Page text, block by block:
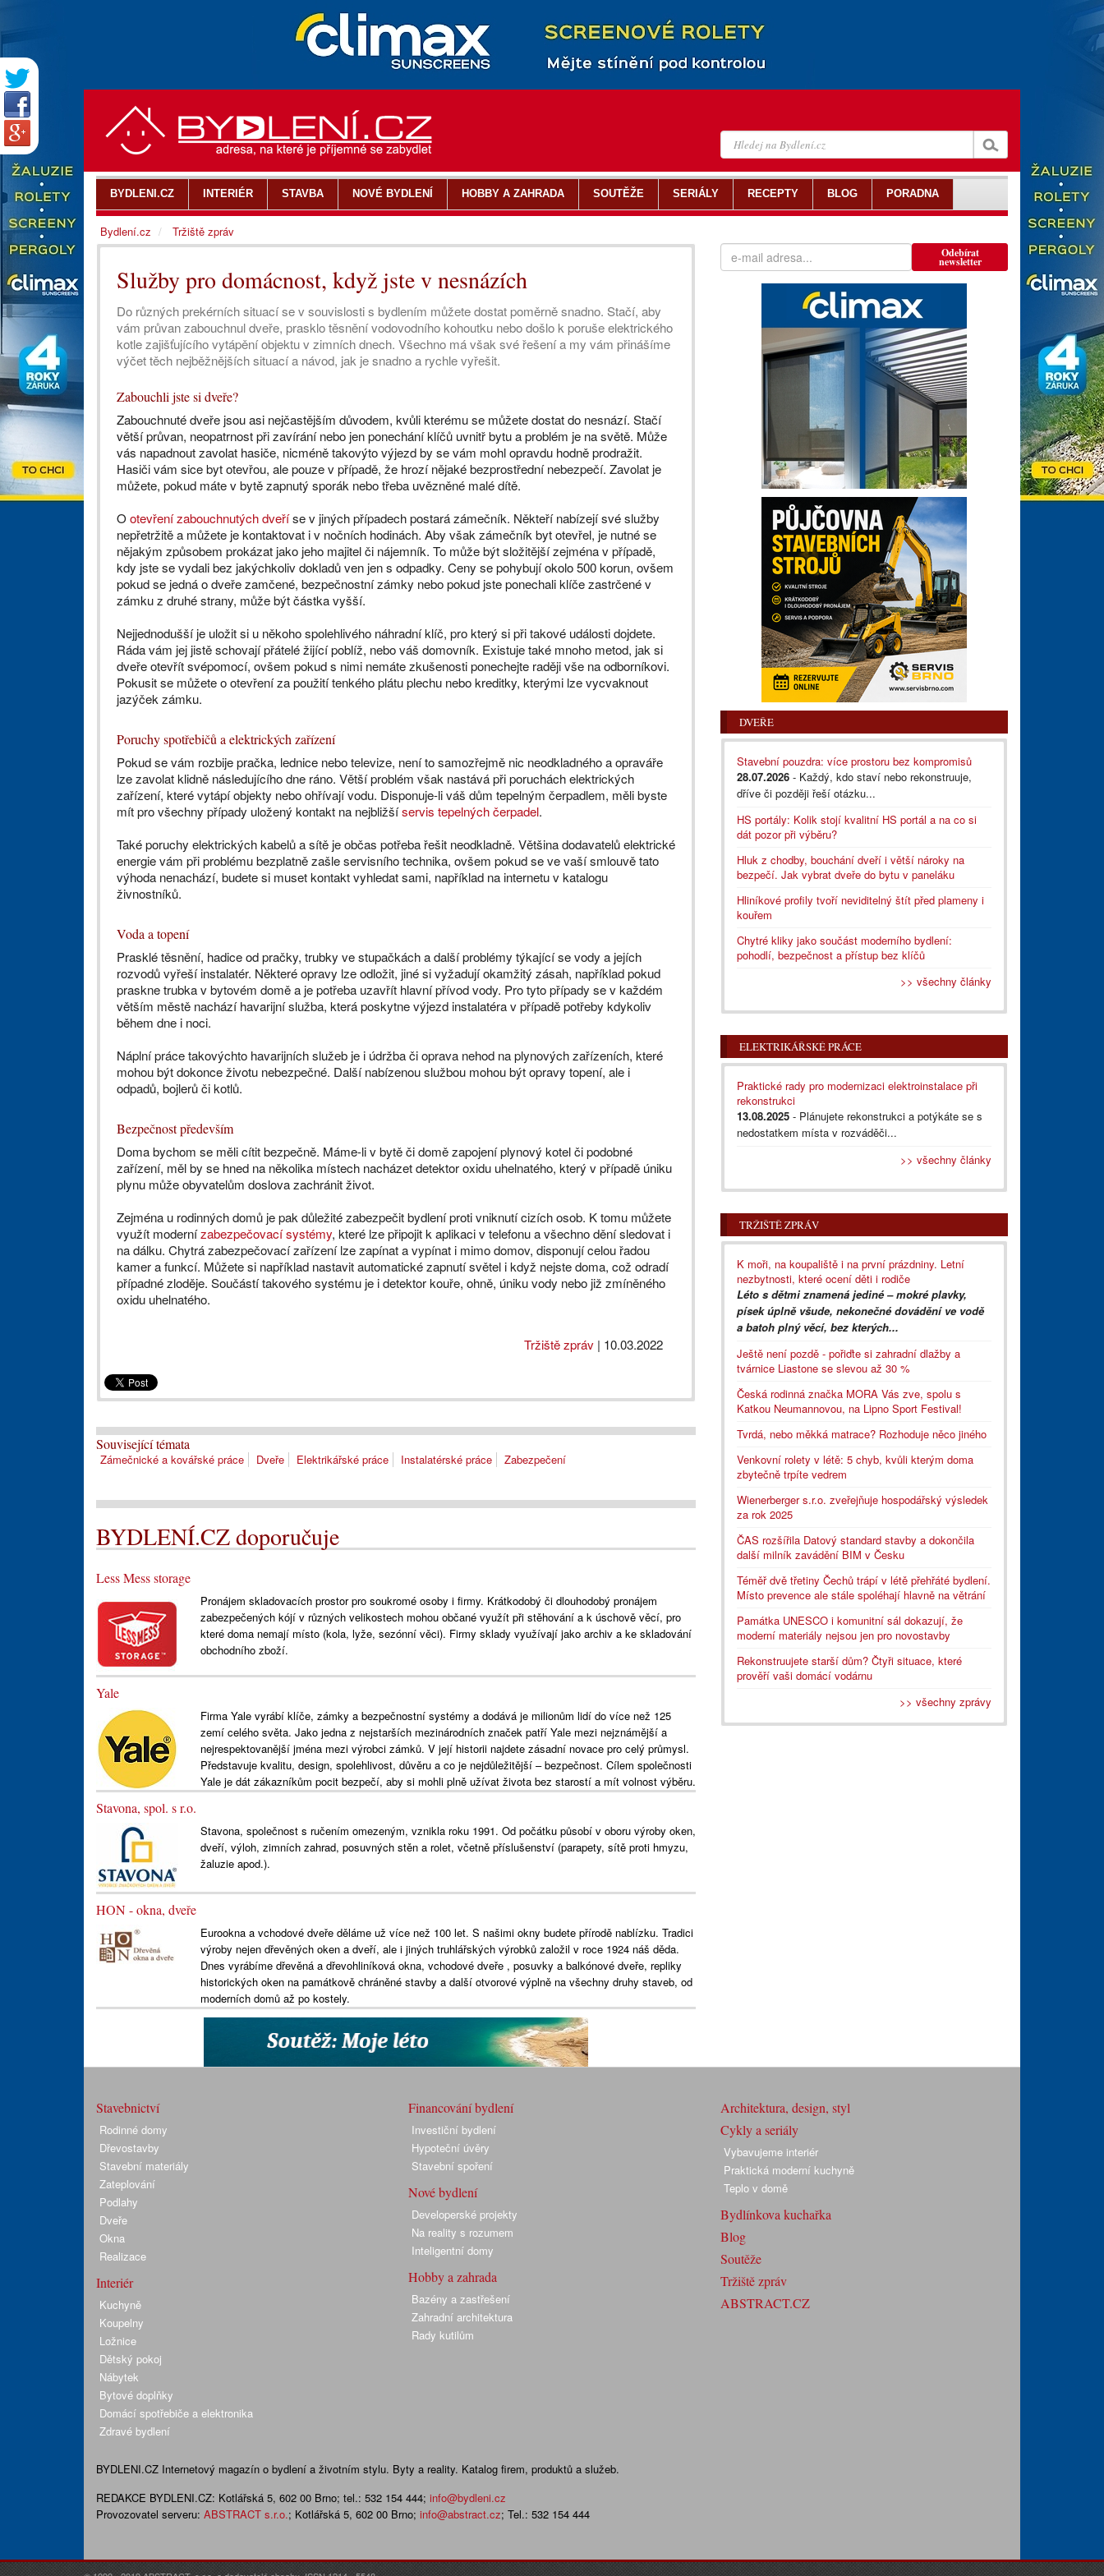
Služby pro domácnost, když jste v nesnázích
Do různých prekérních situací se v souvislosti s bydlením můžete dostat poměrně snadno. Stačí, aby
vám průvan zabouchnul dveře, prasklo těsnění vodovodního kohoutku nebo došlo k poruše elektrického
kotle zajišťujícího vytápění objektu v zimních dnech. Všechno má však své řešení a my vám přinášíme
výčet těch nejběžnějších situací a návod, jak je snadno a rychle vyřešit.
Zabouchli jste si dveře?
Zabouchnuté dveře jsou asi nejčastějším důvodem, kvůli kterému se můžete dostat do nesnází. Stačí
větší průvan, neopatrnost při zavírání nebo jen ponechání klíčů uvnitř bytu a problém je na světě. Může
vás napadnout zavolat hasiče, nicméně takovýto výjezd by se vám mohl opravdu hodně prodražit.
Hasiči vám sice byt otevřou, ale pouze v případě, že hrozí nějaké bezprostřední nebezpečí. Zavolat je
můžete, pokud máte v bytě zapnutý sporák nebo třeba uvězněné malé dítě.
Ootevření zabouchnutých dveříse v jiných případech postará zámečník. Někteří nabízejí své služby
nepřetržitě a můžete je kontaktovat i v nočních hodinách. Aby však zámečník byt otevřel, je nutné se
nějakým způsobem prokázat jako jeho majitel či nájemník. To může být složitější zejména v případě,
kdy jste se vydali bez jakýchkoliv dokladů ven jen s odpadky. Ceny se pohybují okolo 500 korun, ovšem
pokud se jedná o dveře zamčené, bezpečnostní zámky nebo pokud jste ponechali klíče zastrčené v
zámku z druhé strany, může být částka vyšší.
Nejjednodušší je uložit si u někoho spolehlivého náhradní klíč, pro který si při takové události dojdete.
Ráda vám jej jistě schovají přátelé žijící poblíž, nebo váš domovník. Existuje také mnoho metod, jak si
dveře otevřít svépomocí, ovšem pokud s nimi nemáte zkušenosti ponechejte raději vše na odborníkovi.
Pokusit se můžete o otevření za použití tenkého plátu plechu nebo kreditky, kterými lze vycvaknout
jazýček zámku.
Poruchy spotřebičů a elektrických zařízení
Pokud se vám rozbije pračka, lednice nebo televize, není to samozřejmě nic neodkladného a opraváře
lze zavolat klidně následujícího dne ráno. Větší problém však nastává při poruchách elektrických
zařízení, které vytápí objekty nebo ohřívají vodu. Disponuje-li váš dům tepelným čerpadlem, měli byste
mít pro všechny případy uložený kontakt na nejbližšíservis tepelných čerpadel.
Také poruchy elektrických kabelů a sítě je občas potřeba řešit neodkladně. Většina dodavatelů elektrické
energie vám při problému bezplatně zašle servisního technika, ovšem pokud se ve vaší smlouvě tato
výhoda nenachází, budete si muset kontakt vyhledat sami, například na internetu v katalogu
živnostníků.
Voda a topení
Prasklé těsnění, hadice od pračky, trubky ve stupačkách a další problémy týkající se vody a jejích
rozvodů vyřeší instalatér. Některé opravy lze odložit, jiné si vyžadují okamžitý zásah, například pokud
praskne trubka v bytovém domě a je potřeba uzavřít hlavní přívod vody. Pro tyto případy se v každém
větším městě nachází havarijní služba, která poskytne výjezd instalatéra v případě potřeby kdykoliv
během dne i noci.
Náplní práce takovýchto havarijních služeb je i údržba či oprava nehod na plynových zařízeních, které
mohou být dokonce životu nebezpečné. Další nabízenou službou mohou být opravy topení, ale i
odpadů, bojlerů či kotlů.
Bezpečnost především
Doma bychom se měli cítit bezpečně. Máme-li v bytě či domě zapojení plynový kotel či podobné
zařízení, měl by se hned na několika místech nacházet detektor oxidu uhelnatého, který v případě úniku
plynu může obyvatelům doslova zachránit život.
Zejména u rodinných domů je pak důležité zabezpečit bydlení proti vniknutí cizích osob. K tomu můžete
využít modernízabezpečovací systémy, které lze připojit k aplikaci v telefonu a všechno dění sledovat i
na dálku. Chytrá zabezpečovací zařízení lze zapínat a vypínat i mimo domov, disponují celou řadou
kamer a funkcí. Můžete si například nastavit automatické zapnutí světel i když nejste doma, což odradí
případné zloděje. Součástí takového systému je i detektor kouře, ohně, úniku vody nebo již zmíněného
oxidu uhelnatého.
Tržiště zpráv | 10.03.2022
Související témata
Zámečnické a kovářské práce Dveře Elektrikářské práce Instalatérské práce Zabezpečení
BYDLENÍ.CZ doporučuje
Less Mess storage
Pronájem skladovacích prostor pro soukromé osoby i firmy. Krátkodobý či dlouhodobý pronájem
zabezpečených kójí v různých velikostech mohou občané využít při stěhování a k úschově věcí, pro
které doma nemají místo (kola, lyže, sezónní věci). Firmy sklady využívají jako archiv a ke skladování
obchodního zboží.
Yale
Firma Yale vyrábí klíče, zámky a bezpečnostní systémy a dodává je milionům lidí do více než 125
zemí celého světa. Jako jedna z nejstarších mezinárodních značek patří Yale mezi nejznámější a
nejrespektovanější jména mezi výrobci zámků. V její historii najdete zásadní novace pro celý průmysl.
Představuje kvalitu, design, spolehlivost, důvěru a co je nejdůležitější – bezpečnost. Cílem společnosti
Yale je dát zákazníkům pocit bezpečí, aby si mohli plně užívat života bez starostí a mít volnost výběru.
Stavona, spol. s r.o.
Stavona, společnost s ručením omezeným, vznikla roku 1991. Od počátku působí v oboru výroby oken,
dveří, výloh, zimních zahrad, posuvných stěn a rolet, včetně příslušenství (parapety, sítě proti hmyzu,
žaluzie apod.).
HON - okna, dveře
Eurookna a vchodové dveře děláme už více než 100 let. S našimi okny budete přírodě nablízku. Tradici
výroby nejen dřevěných oken a dveří, ale i jiných truhlářských výrobků založil v roce 1924 náš děda.
Dnes vyrábíme dřevěná a dřevohliníková okna, vchodové dveře , posuvky a balkónové dveře, repliky
historických oken na památkově chráněné stavby a další otvorové výplně na všechny druhy staveb, od
moderních domů až po kostely.
Odebírat
newsletter
DVEŘE
Stavební pouzdra: více prostoru bez kompromisů
28.07.2026 - Každý, kdo staví nebo rekonstruuje,
dříve či později řeší otázku...
HS portály: Kolik stojí kvalitní HS portál a na co si
dát pozor při výběru?
Hluk z chodby, bouchání dveří i větší nároky na
bezpečí. Jak vybrat dveře do bytu v paneláku
Hliníkové profily tvoří neviditelný štít před plameny i
kouřem
Chytré kliky jako součást moderního bydlení:
pohodlí, bezpečnost a přístup bez klíčů
>> všechny články
ELEKTRIKÁŘSKÉ PRÁCE
Praktické rady pro modernizaci elektroinstalace při
rekonstrukci
13.08.2025 - Plánujete rekonstrukci a potýkáte se s
nedostatkem místa v rozváděči...
>> všechny články
TRŽIŠTĚ ZPRÁV
K moři, na koupaliště i na první prázdniny. Letní
nezbytnosti, které ocení děti i rodiče
Léto s dětmi znamená jediné – mokré plavky,
písek úplně všude, nekonečné dovádění ve vodě
a batoh plný věcí, bez kterých...
Ještě není pozdě - pořiďte si zahradní dlažby a
tvárnice Liastone se slevou až 30 %
Česká rodinná značka MORA Vás zve, spolu s
Katkou Neumannovou, na Lipno Sport Festival!
Tvrdá, nebo měkká matrace? Rozhoduje něco jiného
Venkovní rolety v létě: 5 chyb, kvůli kterým doma
zbytečně trpíte vedrem
Wienerberger s.r.o. zveřejňuje hospodářský výsledek
za rok 2025
ČAS rozšířila Datový standard stavby a dokončila
další milník zavádění BIM v Česku
Téměř dvě třetiny Čechů trápí v létě přehřáté bydlení.
Místo prevence ale stále spoléhají hlavně na větrání
Památka UNESCO i komunitní sál dokazují, že
moderní materiály nejsou jen pro novostavby
Rekonstruujete starší dům? Čtyři situace, které
prověří vaši domácí vodárnu
>> všechny zprávy
BYDLENI.CZ INTERIÉR STAVBA NOVÉ BYDLENÍ HOBBY A ZAHRADA SOUTĚŽE SERIÁLY RECEPTY BLOG PORADNA
Bydlení.cz Tržiště zpráv
Stavebnictví
Rodinné domy
Dřevostavby
Stavební materiály
Zateplování
Podlahy
Dveře
Okna
Realizace
Interiér
Kuchyně
Koupelny
Ložnice
Dětský pokoj
Nábytek
Bytové doplňky
Domácí spotřebiče a elektronika
Zdravé bydlení
Financování bydlení
Investiční bydlení
Hypoteční úvěry
Stavební spoření
Nové bydlení
Developerské projekty
Na reality s rozumem
Inteligentní domy
Hobby a zahrada
Bazény a zastřešení
Zahradní architektura
Rady kutilům
Architektura, design, styl
Cykly a seriály
Vybavujeme interiér
Praktická moderní kuchyně
Teplo v domě
Bydlínkova kuchařka
Blog
Soutěže
Tržiště zpráv
ABSTRACT.CZ
BYDLENI.CZ Internetový magazín o bydlení a životním stylu. Byty a reality. Katalog firem, produktů a služeb.
REDAKCE BYDLENI.CZ: Kotlářská 5, 602 00 Brno; tel.: 532 154 444; info@bydleni.cz
Provozovatel serveru: ABSTRACT s.r.o.; Kotlářská 5, 602 00 Brno; info@abstract.cz; Tel.: 532 154 444